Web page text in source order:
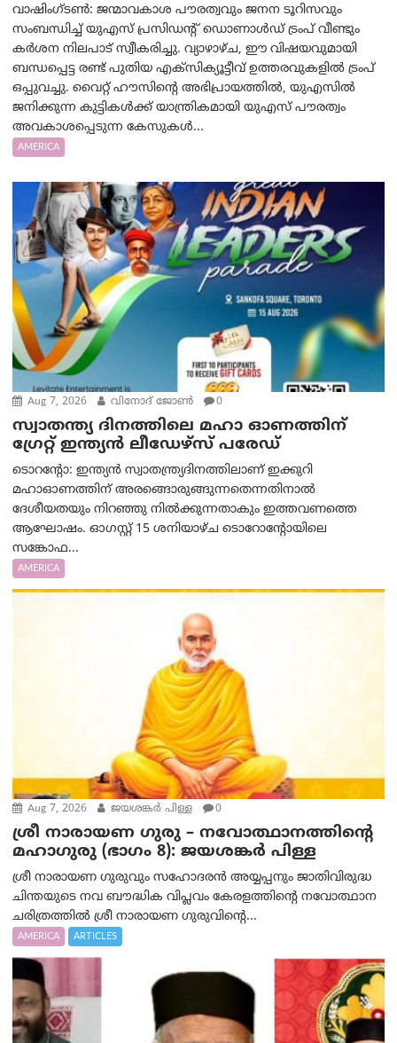
വാഷിംഗ്ടണ്‍: ജന്മാവകാശ പൗരത്വവും ജനന ടൂറിസവും
സംബന്ധിച്ച് യുഎസ് പ്രസിഡന്റ് ഡൊണാൾഡ് ട്രംപ് വീണ്ടും
കർശന നിലപാട് സ്വീകരിച്ചു. വ്യാഴാഴ്ച, ഈ വിഷയവുമായി
ബന്ധപ്പെട്ട രണ്ട് പുതിയ എക്സിക്യൂട്ടീവ് ഉത്തരവുകളിൽ ട്രംപ്
ഒപ്പുവച്ചു. വൈറ്റ് ഹൗസിന്റെ അഭിപ്രായത്തിൽ, യുഎസിൽ
ജനിക്കുന്ന കുട്ടികൾക്ക് യാന്ത്രികമായി യുഎസ് പൗരത്വം
അവകാശപ്പെടുന്ന കേസുകൾ...
AMERICA
Aug 7, 2026 വിനോദ് ജോൺ 0
സ്വാതന്ത്യ ദിനത്തിലെ മഹാ ഓണത്തിന്
ഗ്രേറ്റ് ഇന്ത്യൻ ലീഡേഴ്സ് പരേഡ്
ടൊറന്റോ: ഇന്ത്യൻ സ്വാതന്ത്ര്യദിനത്തിലാണ് ഇക്കുറി
മഹാഓണത്തിന് അരങ്ങൊരുങ്ങുന്നതെന്നതിനാൽ
ദേശീയതയും നിറഞ്ഞു നിൽക്കുന്നതാകും ഇത്തവണത്തെ
ആഘോഷം. ഓഗസ്റ്റ് 15 ശനിയാഴ്ച ടൊറോന്റോയിലെ
സങ്കോഫ...
AMERICA
Aug 7, 2026 ജയശങ്കര്‍ പിള്ള 0
ശ്രീ നാരായണ ഗുരു – നവോത്ഥാനത്തിന്റെ
മഹാഗുരു (ഭാഗം 8): ജയശങ്കര്‍ പിള്ള
ശ്രീ നാരായണ ഗുരുവും സഹോദരൻ അയ്യപ്പനും ജാതിവിരുദ്ധ
ചിന്തയുടെ നവ ബൗദ്ധിക വിപ്ലവം കേരളത്തിന്റെ നവോത്ഥാന
ചരിത്രത്തിൽ ശ്രീ നാരായണ ഗുരുവിന്റെ...
AMERICA ARTICLES